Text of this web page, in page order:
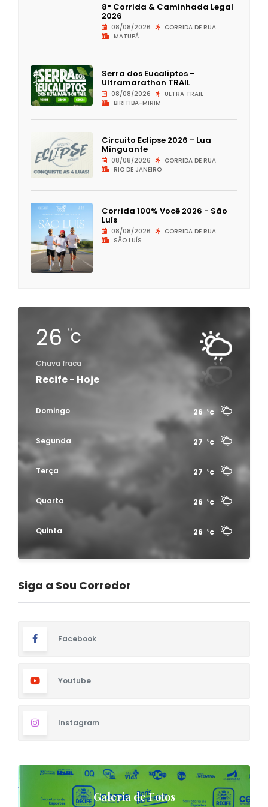
8° Corrida & Caminhada Legal
2026
08/08/2026
CORRIDA DE RUA
MATUPÁ
Serra dos Eucaliptos -
Ultramarathon TRAIL
08/08/2026
ULTRA TRAIL
BIRITIBA-MIRIM
Circuito Eclipse 2026 - Lua
Minguante
08/08/2026
CORRIDA DE RUA
RIO DE JANEIRO
Corrida 100% Você 2026 - São
Luís
08/08/2026
CORRIDA DE RUA
SÃO LUÍS
26 c
Chuva fraca
Recife - Hoje
Domingo 26 c
Segunda 27 c
Terça 27 c
Quarta 26 c
Quinta 26 c
Siga a Sou Corredor
Facebook
Youtube
Instagram
Galeria de Fotos